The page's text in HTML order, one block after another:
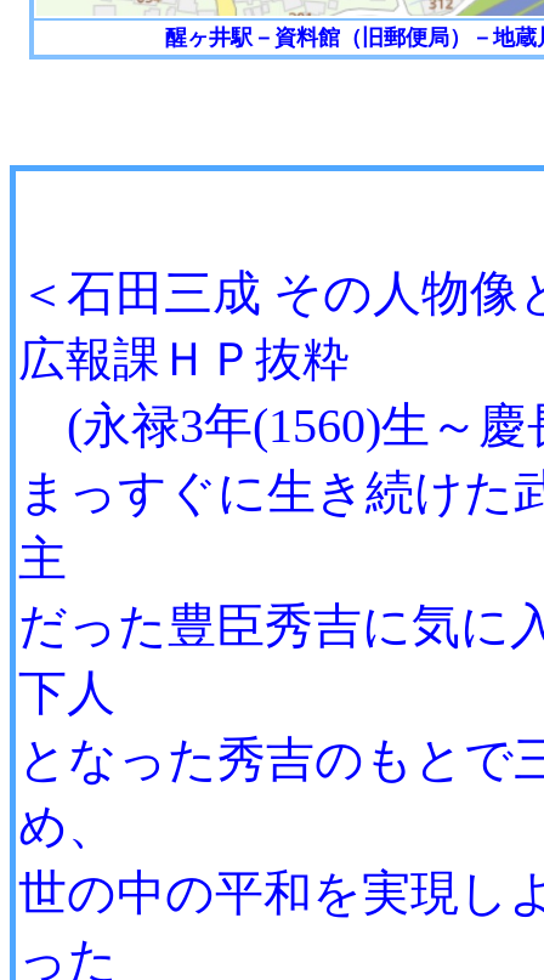
醒ヶ井駅－資料館（旧郵便局）－
＜石田三成 その人
広報課ＨＰ抜粋
(永禄3年(1560)生～慶
まっすぐに生き続けた
主
だった豊臣秀吉に気に
下人
となった秀吉のもと
め、
世の中の平和を実現し
った